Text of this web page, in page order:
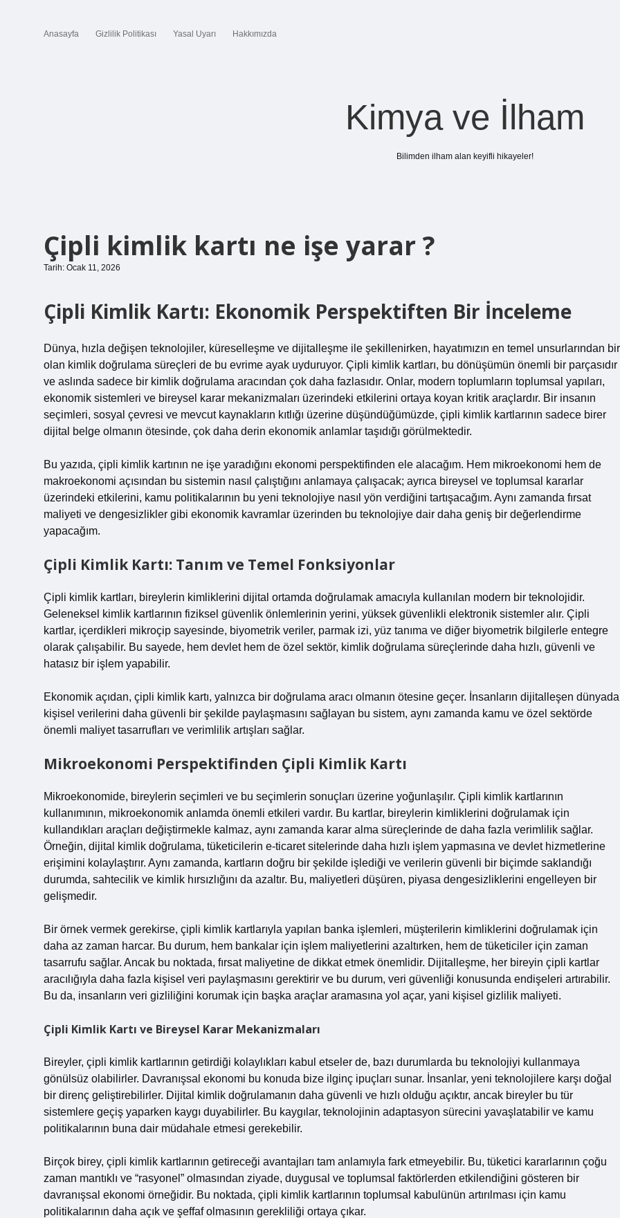
Anasayfa Gizlilik Politikası Yasal Uyarı Hakkımızda
Kimya ve İlham
Bilimden ilham alan keyifli hikayeler!
Çipli kimlik kartı ne işe yarar ?
Tarih: Ocak 11, 2026
Çipli Kimlik Kartı: Ekonomik Perspektiften Bir İnceleme
Dünya, hızla değişen teknolojiler, küreselleşme ve dijitalleşme ile şekillenirken, hayatımızın en temel unsurlarından
olan kimlik doğrulama süreçleri de bu evrime ayak uyduruyor. Çipli kimlik kartları, bu dönüşümün önemli bir parçasıdır
ve aslında sadece bir kimlik doğrulama aracından çok daha fazlasıdır. Onlar, modern toplumların toplumsal yapıları,
ekonomik sistemleri ve bireysel karar mekanizmaları üzerindeki etkilerini ortaya koyan kritik araçlardır. Bir insanın
seçimleri, sosyal çevresi ve mevcut kaynakların kıtlığı üzerine düşündüğümüzde, çipli kimlik kartlarının sadece birer
dijital belge olmanın ötesinde, çok daha derin ekonomik anlamlar taşıdığı görülmektedir.
Bu yazıda, çipli kimlik kartının ne işe yaradığını ekonomi perspektifinden ele alacağım. Hem mikroekonomi hem de
makroekonomi açısından bu sistemin nasıl çalıştığını anlamaya çalışacak; ayrıca bireysel ve toplumsal kararlar
üzerindeki etkilerini, kamu politikalarının bu yeni teknolojiye nasıl yön verdiğini tartışacağım. Aynı zamanda fırsat
maliyeti ve dengesizlikler gibi ekonomik kavramlar üzerinden bu teknolojiye dair daha geniş bir değerlendirme
yapacağım.
Çipli Kimlik Kartı: Tanım ve Temel Fonksiyonlar
Çipli kimlik kartları, bireylerin kimliklerini dijital ortamda doğrulamak amacıyla kullanılan modern bir teknolojidir.
Geleneksel kimlik kartlarının fiziksel güvenlik önlemlerinin yerini, yüksek güvenlikli elektronik sistemler alır. Çipli
kartlar, içerdikleri mikroçip sayesinde, biyometrik veriler, parmak izi, yüz tanıma ve diğer biyometrik bilgilerle entegre
olarak çalışabilir. Bu sayede, hem devlet hem de özel sektör, kimlik doğrulama süreçlerinde daha hızlı, güvenli ve
hatasız bir işlem yapabilir.
Ekonomik açıdan, çipli kimlik kartı, yalnızca bir doğrulama aracı olmanın ötesine geçer. İnsanların dijitalleşen dünyada
kişisel verilerini daha güvenli bir şekilde paylaşmasını sağlayan bu sistem, aynı zamanda kamu ve özel sektörde
önemli maliyet tasarrufları ve verimlilik artışları sağlar.
Mikroekonomi Perspektifinden Çipli Kimlik Kartı
Mikroekonomide, bireylerin seçimleri ve bu seçimlerin sonuçları üzerine yoğunlaşılır. Çipli kimlik kartlarının
kullanımının, mikroekonomik anlamda önemli etkileri vardır. Bu kartlar, bireylerin kimliklerini doğrulamak için
kullandıkları araçları değiştirmekle kalmaz, aynı zamanda karar alma süreçlerinde de daha fazla verimlilik sağlar.
Örneğin, dijital kimlik doğrulama, tüketicilerin e-ticaret sitelerinde daha hızlı işlem yapmasına ve devlet hizmetlerine
erişimini kolaylaştırır. Aynı zamanda, kartların doğru bir şekilde işlediği ve verilerin güvenli bir biçimde saklandığı
durumda, sahtecilik ve kimlik hırsızlığını da azaltır. Bu, maliyetleri düşüren, piyasa dengesizliklerini engelleyen bir
gelişmedir.
Bir örnek vermek gerekirse, çipli kimlik kartlarıyla yapılan banka işlemleri, müşterilerin kimliklerini doğrulamak için
daha az zaman harcar. Bu durum, hem bankalar için işlem maliyetlerini azaltırken, hem de tüketiciler için zaman
tasarrufu sağlar. Ancak bu noktada, fırsat maliyetine de dikkat etmek önemlidir. Dijitalleşme, her bireyin çipli kartlar
aracılığıyla daha fazla kişisel veri paylaşmasını gerektirir ve bu durum, veri güvenliği konusunda endişeleri artırabilir.
Bu da, insanların veri gizliliğini korumak için başka araçlar aramasına yol açar, yani kişisel gizlilik maliyeti.
Çipli Kimlik Kartı ve Bireysel Karar Mekanizmaları
Bireyler, çipli kimlik kartlarının getirdiği kolaylıkları kabul etseler de, bazı durumlarda bu teknolojiyi kullanmaya
gönülsüz olabilirler. Davranışsal ekonomi bu konuda bize ilginç ipuçları sunar. İnsanlar, yeni teknolojilere karşı doğal
bir direnç geliştirebilirler. Dijital kimlik doğrulamanın daha güvenli ve hızlı olduğu açıktır, ancak bireyler bu tür
sistemlere geçiş yaparken kaygı duyabilirler. Bu kaygılar, teknolojinin adaptasyon sürecini yavaşlatabilir ve kamu
politikalarının buna dair müdahale etmesi gerekebilir.
Birçok birey, çipli kimlik kartlarının getireceği avantajları tam anlamıyla fark etmeyebilir. Bu, tüketici kararlarının çoğu
zaman mantıklı ve “rasyonel” olmasından ziyade, duygusal ve toplumsal faktörlerden etkilendiğini gösteren bir
davranışsal ekonomi örneğidir. Bu noktada, çipli kimlik kartlarının toplumsal kabulünün artırılması için kamu
politikalarının daha açık ve şeffaf olmasının gerekliliği ortaya çıkar.